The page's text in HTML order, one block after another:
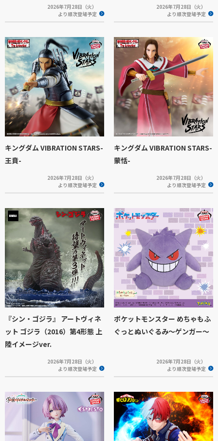
2026年7月28日（火）
より順次登場予定
2026年7月28日（火）
より順次登場予定
キングダム VIBRATION STARS-
王賁-
2026年7月28日（火）
より順次登場予定
キングダム VIBRATION STARS-
蒙恬-
2026年7月28日（火）
より順次登場予定
『シン・ゴジラ』 アートヴィネ
ット ゴジラ（2016）第4形態 上
陸イメージver.
2026年7月28日（火）
より順次登場予定
ポケットモンスター めちゃもふ
ぐっとぬいぐるみ～ゲンガー～
2026年7月28日（火）
より順次登場予定